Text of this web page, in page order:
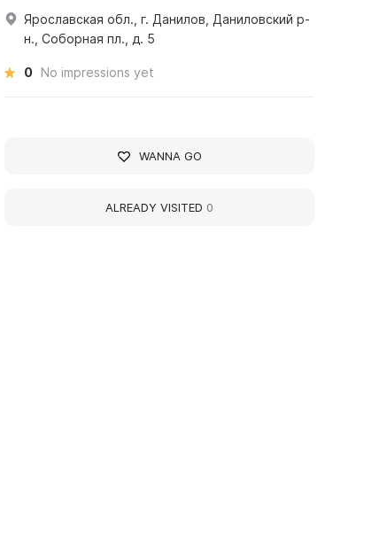
Ярославская обл., г. Данилов, Даниловский р-
н., Соборная пл., д. 5
0 No impressions yet
WANNA GO
ALREADY VISITED 0